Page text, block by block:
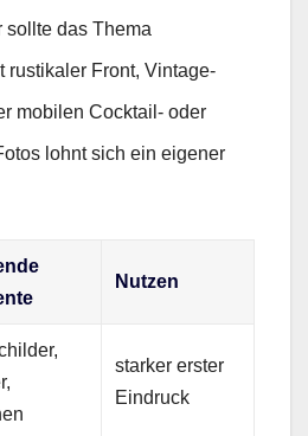
sollte das Thema
rustikaler Front, Vintage-
mobilen Cocktail- oder
lohnt sich ein eigener
Nutzen
starker erster
Eindruck